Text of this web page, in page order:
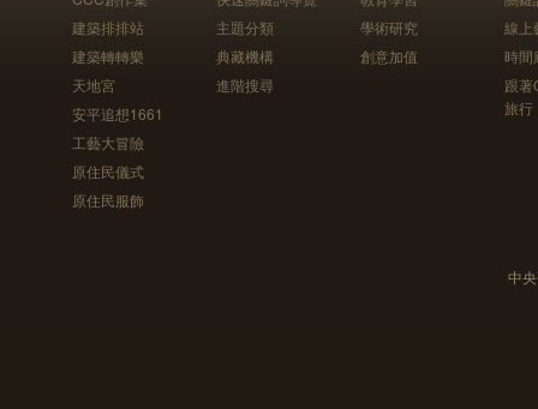
建築排排站
建築轉轉樂
天地宮
安平追想1661
工藝大冒險
原住民儀式
原住民服飾
主題分類
典藏機構
進階搜尋
學術研究
創意加值
線上
時間
跟
旅行
中